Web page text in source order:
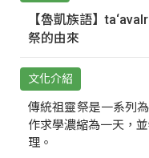
【魯凱族語】
祭的由來
文化介紹
傳統祖靈祭是一系列
作求學濃縮為一天，
理。